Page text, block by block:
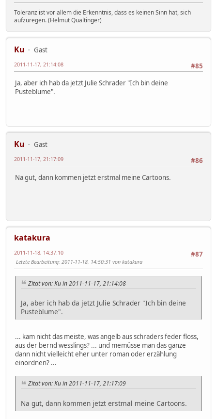
Toleranz ist vor allem die Erkenntnis, dass es keinen Sinn hat, sich
aufzuregen. (Helmut Qualtinger)
Ku
Gast
#85
2011-11-17, 21:14:08
Ja, aber ich hab da jetzt Julie Schrader "Ich bin deine
Pusteblume".
Ku
Gast
#86
2011-11-17, 21:17:09
Na gut, dann kommen jetzt erstmal meine Cartoons.
katakura
#87
2011-11-18, 14:37:10
Letzte Bearbeitung: 2011-11-18, 14:50:31 von katakura
Zitat von: Ku in 2011-11-17, 21:14:08
Ja, aber ich hab da jetzt Julie Schrader "Ich bin deine
Pusteblume".
... kam nicht das meiste, was angelb aus schraders feder floss,
aus der bernd wesslings? ... und memüsse man das ganze
dann nicht vielleicht eher unter roman oder erzählung
einordnen? ...
Zitat von: Ku in 2011-11-17, 21:17:09
Na gut, dann kommen jetzt erstmal meine Cartoons.